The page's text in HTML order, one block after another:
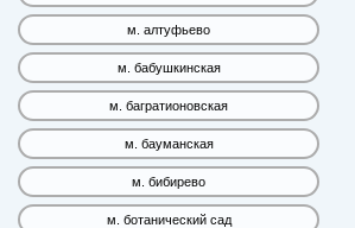
м. алтуфьево
м. бабушкинская
м. багратионовская
м. бауманская
м. бибирево
м. ботанический сад